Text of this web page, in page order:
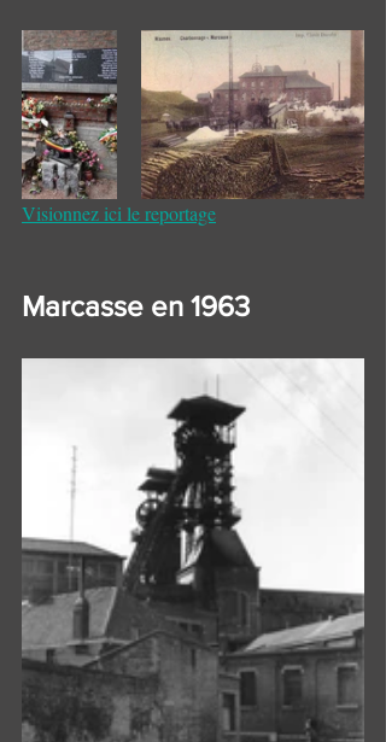
Visionnez ici le reportage
Marcasse en 1963